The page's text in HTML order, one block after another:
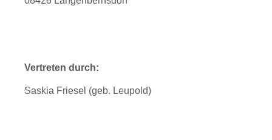
Vertreten durch:
Saskia Friesel (geb. Leupold)